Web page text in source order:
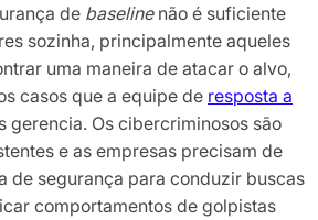
de baselinenão é suficiente
sozinha, principalmente aqueles
uma maneira de atacar o alvo,
casos que a equipe de resposta a
gerencia. Os cibercriminosos são
e as empresas precisam de
de segurança para conduzir buscas
comportamentos de golpistas